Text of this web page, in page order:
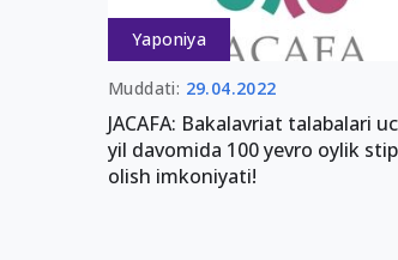
Yaponiya
Muddati: 29.04.2022
JACAFA: Bakalavriat talabalari
yil davomida 100 yevro oylik
olish imkoniyati!